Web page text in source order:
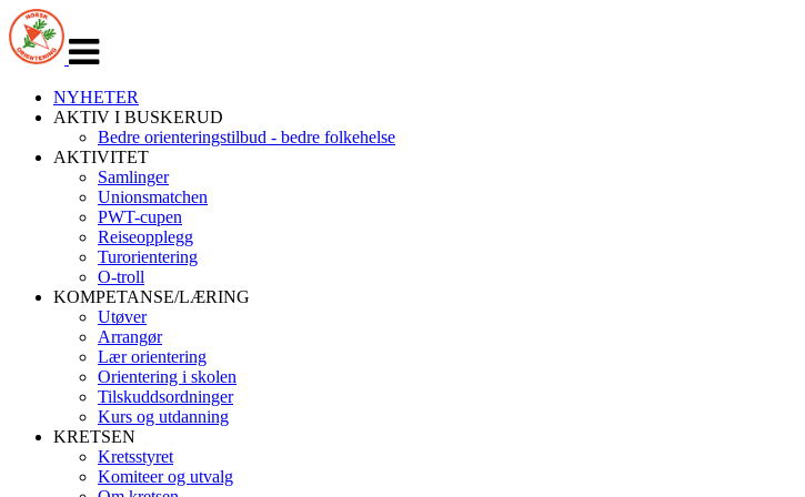
navigasjon
NYHETER
AKTIV I BUSKERUD
Bedre orienteringstilbud - bedre folkehelse
AKTIVITET
Samlinger
Unionsmatchen
PWT-cupen
Reiseopplegg
Turorientering
O-troll
KOMPETANSE/LÆRING
Utøver
Arrangør
Lær orientering
Orientering i skolen
Tilskuddsordninger
Kurs og utdanning
KRETSEN
Kretsstyret
Komiteer og utvalg